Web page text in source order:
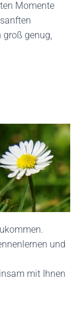
Momente
groß genug,
und
mit Ihnen